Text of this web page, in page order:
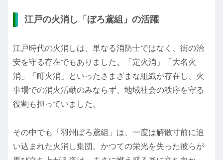
江戸の火消し「ぼろ鳶組」の活躍
江戸時代の火消しは、単なる消防士ではなく、街の治
安を守る存在でもありました。「定火消」「大名火
消」「町火消」といったさまざまな組織が存在し、火
事場での消火活動のみならず、地域社会の秩序を守る
役割も担っていました。
その中でも「羽州ぼろ鳶組」は、一度は解散寸前に追
い込まれた火消し集団。かつての栄光を失った彼らが